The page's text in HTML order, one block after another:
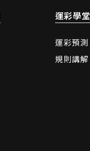
運彩學堂
運彩預測
規則講解